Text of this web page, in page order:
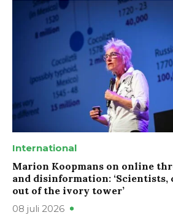
International
Marion Koopmans on online
and disinformation: ‘Scientists,
out of the ivory tower’
08 juli 2026